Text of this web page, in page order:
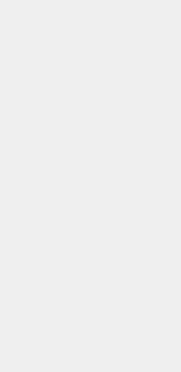
ve holding
bağlayarak önemli
yükselişle başladıktan
%1,33 artışla 9.668,36
bir yükselişle
güç kazanarak
kapanış yaptı. Gün
olarak kaydedildi.
Direktörü, Ekonomist
yükselişi
güçlü
dışı endekslerdeki
ve TL
Borsa İstanbul